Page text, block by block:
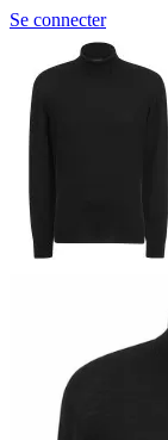
Se connecter